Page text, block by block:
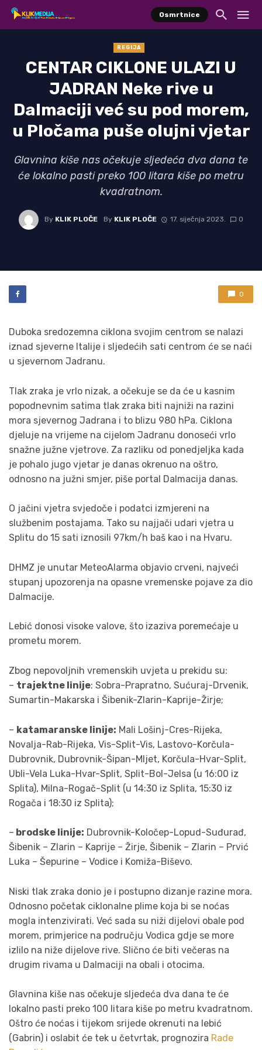
Osmrtnice
REGIJA
CENTAR CIKLONE ULAZI U
JADRAN Neke rive u
Dalmaciji već su pod morem,
u Pločama puše olujni vjetar
Glavnina kiše nas očekuje sljedeća dva dana te
će lokalno pasti preko 100 litara kiše po metru
kvadratnom.
By KLIK PLOČE By KLIK PLOČE 17. siječnja 2023. 0
0
Duboka sredozemna ciklona svojim centrom se nalazi
iznad sjeverne Italije i sljedećih sati centrom će se naći
u sjevernom Jadranu.
Tlak zraka je vrlo nizak, a očekuje se da će u kasnim
popodnevnim satima tlak zraka biti najniži na razini
mora sjevernog Jadrana i to blizu 980 hPa. Ciklona
djeluje na vrijeme na cijelom Jadranu donoseći vrlo
snažne južne vjetrove. Za razliku od ponedjeljka kada
je pohalo jugo vjetar je danas okrenuo na oštro,
odnosno na južni smjer, piše portal Dalmacija danas.
O jačini vjetra svjedoče i podatci izmjereni na
službenim postajama. Tako su najjači udari vjetra u
Splitu do 15 sati iznosili 97km/h baš kao i na Hvaru.
DHMZ je unutar MeteoAlarma objavio crveni, najveći
stupanj upozorenja na opasne vremenske pojave za dio
Dalmacije.
Lebić donosi visoke valove, što izaziva poremećaje u
prometu morem.
Zbog nepovoljnih vremenskih uvjeta u prekidu su:
– trajektne linije: Sobra-Prapratno, Sućuraj-Drvenik,
Sumartin-Makarska i Šibenik-Zlarin-Kaprije-Žirje;
– katamaranske linije: Mali Lošinj-Cres-Rijeka,
Novalja-Rab-Rijeka, Vis-Split-Vis, Lastovo-Korčula-
Dubrovnik, Dubrovnik-Šipan-Mljet, Korčula-Hvar-Split,
Ubli-Vela Luka-Hvar-Split, Split-Bol-Jelsa (u 16:00 iz
Splita), Milna-Rogač-Split (u 14:30 iz Splita, 15:30 iz
Rogača i 18:30 iz Splita);
– brodske linije: Dubrovnik-Koločep-Lopud-Suđurađ,
Šibenik – Zlarin – Kaprije – Žirje, Šibenik – Zlarin – Prvić
Luka – Šepurine – Vodice i Komiža-Biševo.
Niski tlak zraka donio je i postupno dizanje razine mora.
Odnosno početak ciklonalne plime koja bi se noćas
mogla intenzivirati. Već sada su niži dijelovi obale pod
morem, primjerice na području Vodica gdje se more
izlilo na niže dijelove rive. Slično će biti večeras na
drugim rivama u Dalmaciji na obali i otocima.
Glavnina kiše nas očekuje sljedeća dva dana te će
lokalno pasti preko 100 litara kiše po metru kvadratnom.
Oštro će noćas i tijekom srijede okrenuti na lebić
(Gabrin) i oslabit će tek u četvrtak, prognozira Rade